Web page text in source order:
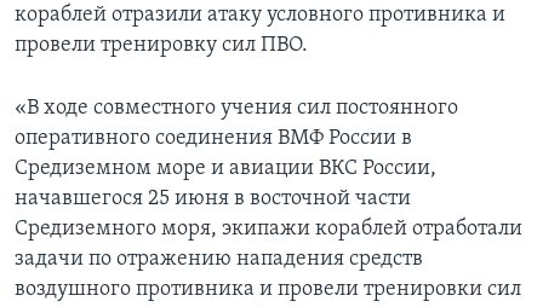
кораблей отразили атаку условного противника и
провели тренировку сил ПВО.
«В ходе совместного учения сил постоянного
оперативного соединения ВМФ России в
Средиземном море и авиации ВКС России,
начавшегося 25 июня в восточной части
Средиземного моря, экипажи кораблей отработали
задачи по отражению нападения средств
воздушного противника и провели тренировки сил